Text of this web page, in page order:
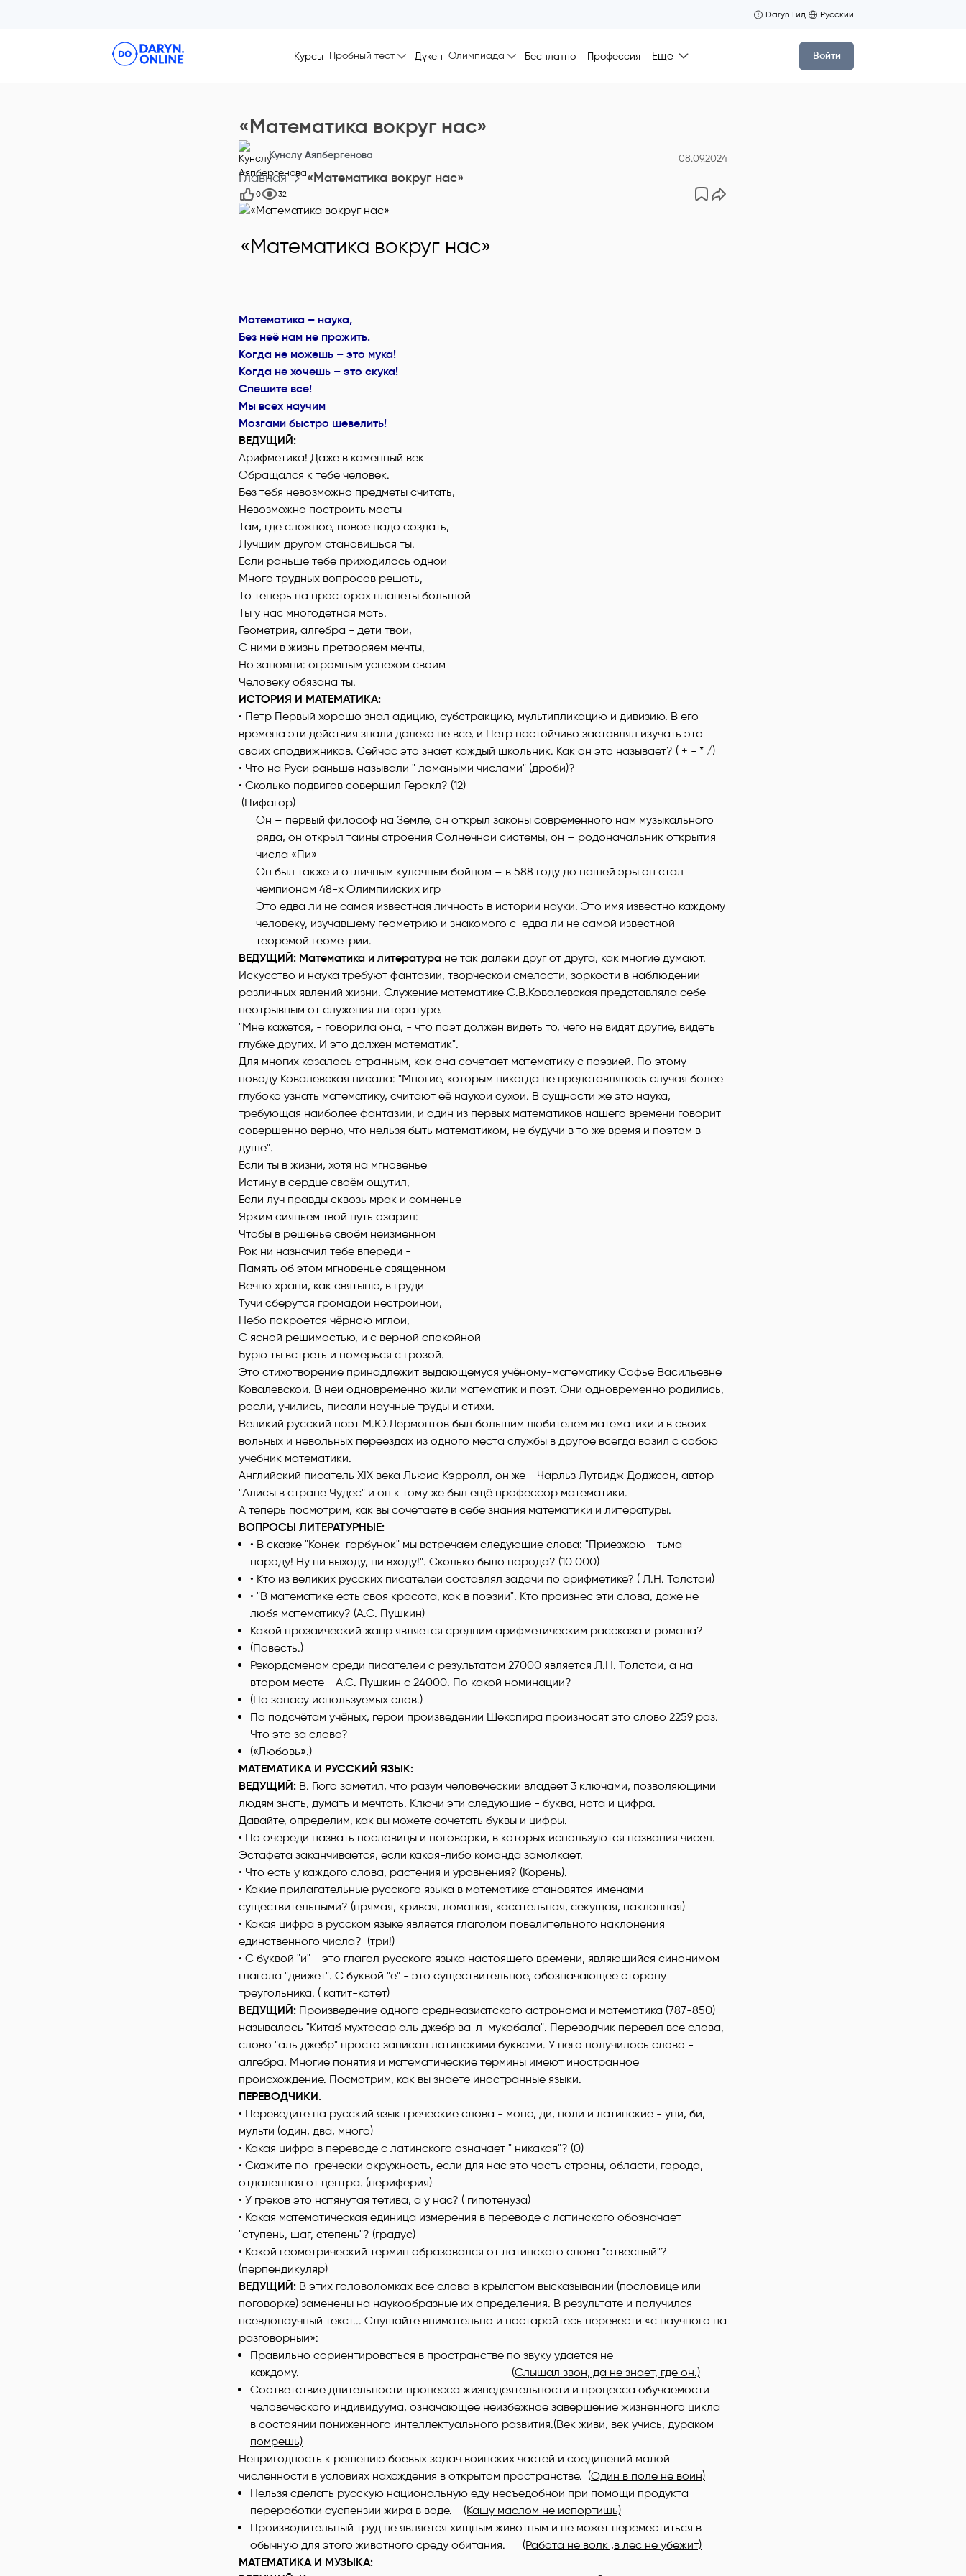
Daryn Гид Русский
Курсы Пробный тест Дүкен Олимпиада Бесплатно Профессия Еще Войти
«Математика вокруг нас»
Кунслу Аяпбергенова 08.09.2024
Главная «Математика вокруг нас»
0 32
«Математика вокруг нас»
Математика – наука,
Без неё нам не прожить.
Когда не можешь – это мука!
Когда не хочешь – это скука!
Спешите все!
Мы всех научим
Мозгами быстро шевелить!
ВЕДУЩИЙ:
Арифметика! Даже в каменный век
Обращался к тебе человек.
Без тебя невозможно предметы считать,
Невозможно построить мосты
Там, где сложное, новое надо создать,
Лучшим другом становишься ты.
Если раньше тебе приходилось одной
Много трудных вопросов решать,
То теперь на просторах планеты большой
Ты у нас многодетная мать.
Геометрия, алгебра - дети твои,
С ними в жизнь претворяем мечты,
Но запомни: огромным успехом своим
Человеку обязана ты.
ИСТОРИЯ И МАТЕМАТИКА:
• Петр Первый хорошо знал адицию, субстракцию, мультипликацию и дивизию. В его
времена эти действия знали далеко не все, и Петр настойчиво заставлял изучать это
своих сподвижников. Сейчас это знает каждый школьник. Как он это называет? ( + - * /)
• Что на Руси раньше называли " ломаными числами" (дроби)?
• Сколько подвигов совершил Геракл? (12)
(Пифагор)
Он – первый философ на Земле, он открыл законы современного нам музыкального
ряда, он открыл тайны строения Солнечной системы, он – родоначальник открытия
числа «Пи»
Он был также и отличным кулачным бойцом – в 588 году до нашей эры он стал
чемпионом 48-х Олимпийских игр
Это едва ли не самая известная личность в истории науки. Это имя известно каждому
человеку, изучавшему геометрию и знакомого с едва ли не самой известной
теоремой геометрии.
ВЕДУЩИЙ: Математика и литература не так далеки друг от друга, как многие думают.
Искусство и наука требуют фантазии, творческой смелости, зоркости в наблюдении
различных явлений жизни. Служение математике С.В.Ковалевская представляла себе
неотрывным от служения литературе.
"Мне кажется, - говорила она, - что поэт должен видеть то, чего не видят другие, видеть
глубже других. И это должен математик".
Для многих казалось странным, как она сочетает математику с поэзией. По этому
поводу Ковалевская писала: "Многие, которым никогда не представлялось случая более
глубоко узнать математику, считают её наукой сухой. В сущности же это наука,
требующая наиболее фантазии, и один из первых математиков нашего времени говорит
совершенно верно, что нельзя быть математиком, не будучи в то же время и поэтом в
душе".
Если ты в жизни, хотя на мгновенье
Истину в сердце своём ощутил,
Если луч правды сквозь мрак и сомненье
Ярким сияньем твой путь озарил:
Чтобы в решенье своём неизменном
Рок ни назначил тебе впереди -
Память об этом мгновенье священном
Вечно храни, как святыню, в груди
Тучи сберутся громадой нестройной,
Небо покроется чёрною мглой,
С ясной решимостью, и с верной спокойной
Бурю ты встреть и померься с грозой.
Это стихотворение принадлежит выдающемуся учёному-математику Софье Васильевне
Ковалевской. В ней одновременно жили математик и поэт. Они одновременно родились,
росли, учились, писали научные труды и стихи.
Великий русский поэт М.Ю.Лермонтов был большим любителем математики и в своих
вольных и невольных переездах из одного места службы в другое всегда возил с собою
учебник математики.
Английский писатель XIX века Льюис Кэрролл, он же - Чарльз Лутвидж Доджсон, автор
"Алисы в стране Чудес" и он к тому же был ещё профессор математики.
А теперь посмотрим, как вы сочетаете в себе знания математики и литературы.
ВОПРОСЫ ЛИТЕРАТУРНЫЕ:
• В сказке "Конек-горбунок" мы встречаем следующие слова: "Приезжаю - тьма
народу! Ну ни выходу, ни входу!". Сколько было народа? (10 000)
• Кто из великих русских писателей составлял задачи по арифметике? ( Л.Н. Толстой)
• "В математике есть своя красота, как в поэзии". Кто произнес эти слова, даже не
любя математику? (А.С. Пушкин)
Какой прозаический жанр является средним арифметическим рассказа и романа?
(Повесть.)
Рекордсменом среди писателей с результатом 27000 является Л.Н. Толстой, а на
втором месте - А.С. Пушкин с 24000. По какой номинации?
(По запасу используемых слов.)
По подсчётам учёных, герои произведений Шекспира произносят это слово 2259 раз.
Что это за слово?
(«Любовь».)
МАТЕМАТИКА И РУССКИЙ ЯЗЫК:
ВЕДУЩИЙ: В. Гюго заметил, что разум человеческий владеет 3 ключами, позволяющими
людям знать, думать и мечтать. Ключи эти следующие - буква, нота и цифра.
Давайте, определим, как вы можете сочетать буквы и цифры.
• По очереди назвать пословицы и поговорки, в которых используются названия чисел.
Эстафета заканчивается, если какая-либо команда замолкает.
• Что есть у каждого слова, растения и уравнения? (Корень).
• Какие прилагательные русского языка в математике становятся именами
существительными? (прямая, кривая, ломаная, касательная, секущая, наклонная)
• Какая цифра в русском языке является глаголом повелительного наклонения
единственного числа? (три!)
• С буквой "и" - это глагол русского языка настоящего времени, являющийся синонимом
глагола "движет". С буквой "е" - это существительное, обозначающее сторону
треугольника. ( катит-катет)
ВЕДУЩИЙ: Произведение одного среднеазиатского астронома и математика (787-850)
называлось "Китаб мухтасар аль джебр ва-л-мукабала". Переводчик перевел все слова,
слово "аль джебр" просто записал латинскими буквами. У него получилось слово -
алгебра. Многие понятия и математические термины имеют иностранное
происхождение. Посмотрим, как вы знаете иностранные языки.
ПЕРЕВОДЧИКИ.
• Переведите на русский язык греческие слова - моно, ди, поли и латинские - уни, би,
мульти (один, два, много)
• Какая цифра в переводе с латинского означает " никакая"? (0)
• Скажите по-гречески окружность, если для нас это часть страны, области, города,
отдаленная от центра. (периферия)
• У греков это натянутая тетива, а у нас? ( гипотенуза)
• Какая математическая единица измерения в переводе с латинского обозначает
"ступень, шаг, степень"? (градус)
• Какой геометрический термин образовался от латинского слова "отвесный"?
(перпендикуляр)
ВЕДУЩИЙ: В этих головоломках все слова в крылатом высказывании (пословице или
поговорке) заменены на наукообразные их определения. В результате и получился
псевдонаучный текст... Слушайте внимательно и постарайтесь перевести «с научного на
разговорный»:
Правильно сориентироваться в пространстве по звуку удается не
каждому. (Слышал звон, да не знает, где он.)
Соответствие длительности процесса жизнедеятельности и процесса обучаемости
человеческого индивидуума, означающее неизбежное завершение жизненного цикла
в состоянии пониженного интеллектуального развития.(Век живи, век учись, дураком
помрешь)
Непригодность к решению боевых задач воинских частей и соединений малой
численности в условиях нахождения в открытом пространстве. (Один в поле не воин)
Нельзя сделать русскую национальную еду несъедобной при помощи продукта
переработки суспензии жира в воде. (Кашу маслом не испортишь)
Производительный труд не является хищным животным и не может переместиться в
обычную для этого животного среду обитания. (Работа не волк ,в лес не убежит)
МАТЕМАТИКА И МУЗЫКА: